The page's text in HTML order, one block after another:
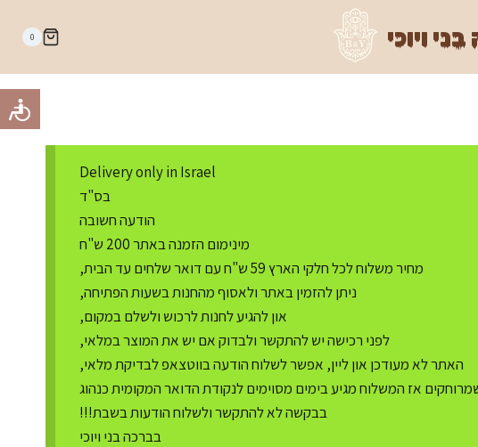
ויוכי 0
Delivery only in Israel
בס"ד
הודעה חשובה
מינימום הזמנה באתר 200 ש"ח
מחיר משלוח לכל חלקי הארץ 59 ש"ח עם דואר שלחים עד הבית,
ניתן להזמין באתר ולאסוף מהחנות בשעות הפתיחה,
און להגיע לחנות לרכוש ולשלם במקום,
לפני רכישה יש להתקשר ולבדוק אם יש את המוצר במלאי,
האתר לא מעודכן און ליין, אפשר לשלוח הודעה בווטצאפ לבדיקת מלאי,
אז המשלוח מגיע בימים מסוימים לנקודת הדואר המקומית כנהוג
בבקשה לא להתקשר ולשלוח הודעות בשבת!!!
בברכה בני ויוכי